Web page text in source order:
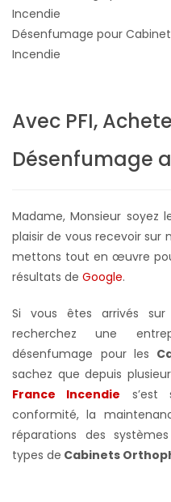
Désenfumage pour
Incendie
Avec PFI,
Désenfumage
Madame, Monsieur soyez
plaisir de vous recevoir sur
mettons tout en œuvre
résultats de Google.
Si vous êtes arrivés
recherchez une
désenfumage pour les
sachez que depuis
France Incendie s’est
conformité, la
réparations des
types de Cabinets